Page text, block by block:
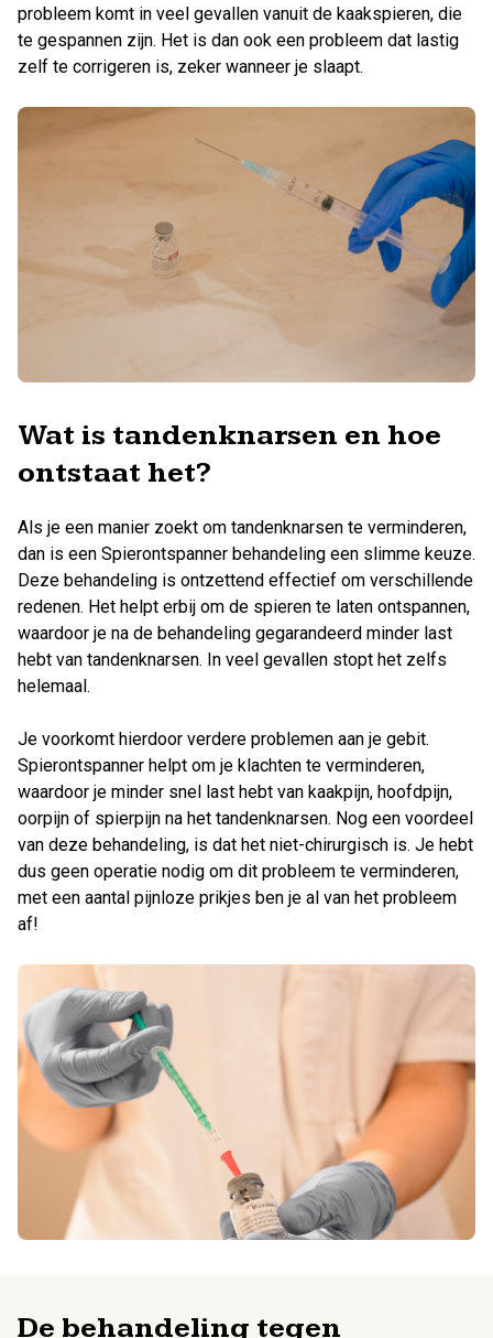
probleem komt in veel gevallen vanuit de kaakspieren, die
te gespannen zijn. Het is dan ook een probleem dat lastig
zelf te corrigeren is, zeker wanneer je slaapt.
Wat is tandenknarsen en hoe
ontstaat het?
Als je een manier zoekt om tandenknarsen te verminderen,
dan is een Spierontspanner behandeling een slimme keuze.
Deze behandeling is ontzettend effectief om verschillende
redenen. Het helpt erbij om de spieren te laten ontspannen,
waardoor je na de behandeling gegarandeerd minder last
hebt van tandenknarsen. In veel gevallen stopt het zelfs
helemaal.
Je voorkomt hierdoor verdere problemen aan je gebit.
Spierontspanner helpt om je klachten te verminderen,
waardoor je minder snel last hebt van kaakpijn, hoofdpijn,
oorpijn of spierpijn na het tandenknarsen. Nog een voordeel
van deze behandeling, is dat het niet-chirurgisch is. Je hebt
dus geen operatie nodig om dit probleem te verminderen,
met een aantal pijnloze prikjes ben je al van het probleem
af!
De behandeling tegen